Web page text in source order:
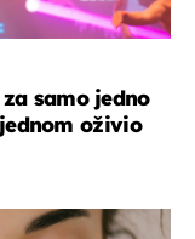
samo jedno
oživio